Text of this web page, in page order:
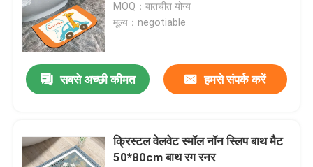
MOQ：बातचीत योग्य
मूल्य：negotiable
सबसे अच्छी कीमत हमसे संपर्क करें
क्रिस्टल वेलवेट स्मॉल नॉन स्लिप बाथ मैट
50*80cm बाथ रग रनर